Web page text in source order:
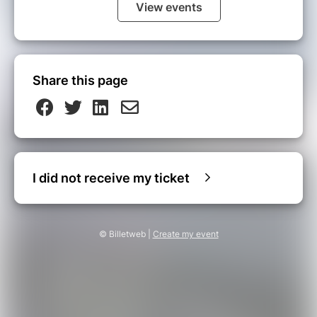
Payer l'acompte de 225€ (incluant 3€
de frais de dossier) en cliquant sur
--> En cas d'annulation du ou de la
participant(e) : acompte non remboursable
--> En cas d'annulation de l'évènement dû au
contexte sanitaire : acompte transféré sur une
Pour le solde restant de 222€, vous
place en espèce ou par chèque
View events
Share this page
I did not receive my ticket
© Billetweb | Create my event